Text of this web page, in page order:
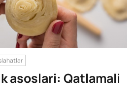
asoslari: Qatlamali